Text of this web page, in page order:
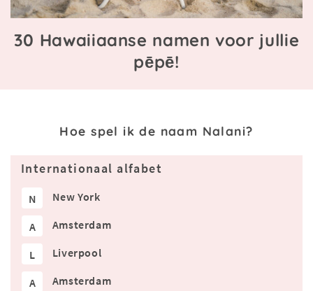
30 Hawaiiaanse namen voor jullie
pēpē!
Hoe spel ik de naam Nalani?
Internationaal alfabet
N New York
A Amsterdam
L Liverpool
A Amsterdam